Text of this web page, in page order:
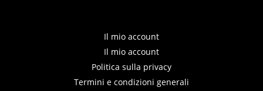
Il mio account
Il mio account
Politica sulla privacy
Termini e condizioni generali